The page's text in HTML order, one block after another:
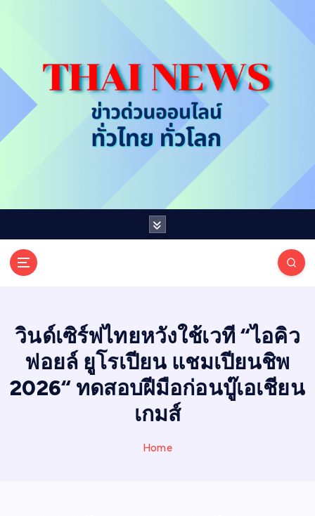
t
n
I
N
E
W
S
วินด์เซิร์ฟไทยหวังใช้เวที “ไอคิว
ฟอยล์ ยูโรเปียน แชมเปียนชิพ
2026“ ทดสอบฝีมือก่อนบู๊เอเชียน
เกมส์
Home